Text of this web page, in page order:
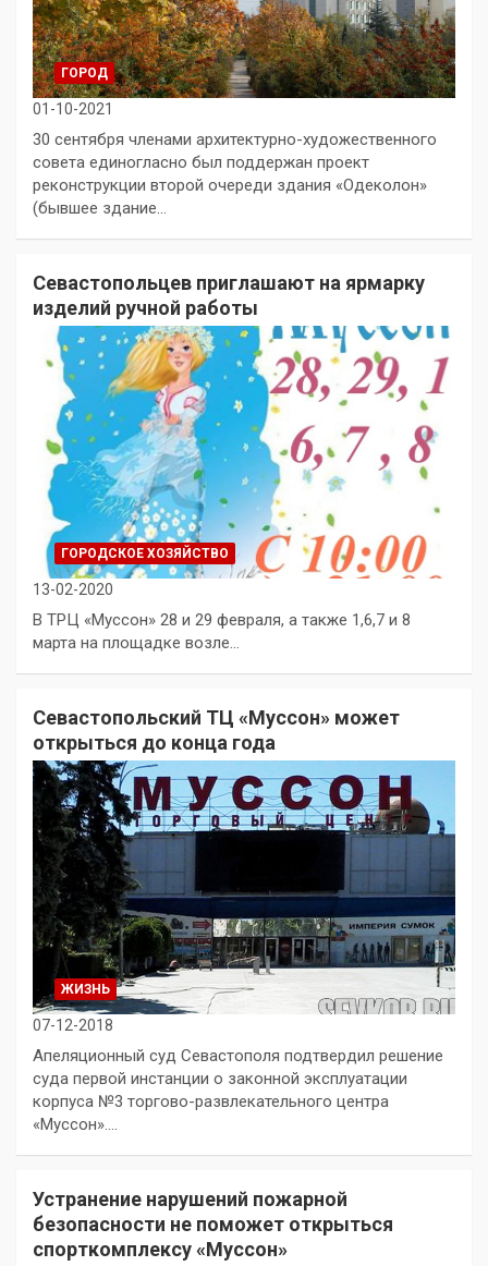
ГОРОД
01-10-2021
30 сентября членами архитектурно-художественного
совета единогласно был поддержан проект
реконструкции второй очереди здания «Одеколон»
(бывшее здание…
Севастопольцев приглашают на ярмарку
изделий ручной работы
ГОРОДСКОЕ ХОЗЯЙСТВО
13-02-2020
В ТРЦ «Муссон» 28 и 29 февраля, а также 1,6,7 и 8
марта на площадке возле…
Севастопольский ТЦ «Муссон» может
открыться до конца года
ЖИЗНЬ
07-12-2018
Апеляционный суд Севастополя подтвердил решение
суда первой инстанции о законной эксплуатации
корпуса №3 торгово-развлекательного центра
«Муссон».…
Устранение нарушений пожарной
безопасности не поможет открыться
спорткомплексу «Муссон»